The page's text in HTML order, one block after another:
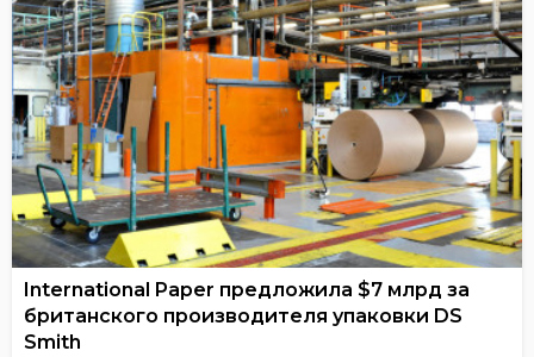
International Paper предложила $7 млрд за
британского производителя упаковки DS
Smith